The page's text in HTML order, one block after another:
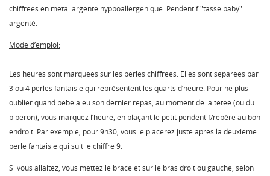
chiffrées en métal argenté hyppoallergénique. Pendentif "tasse baby"
argenté.
Mode d’emploi:
Les heures sont marquées sur les perles chiffrées. Elles sont séparées par
3 ou 4 perles fantaisie qui représentent les quarts d’heure. Pour ne plus
oublier quand bébé a eu son dernier repas, au moment de la tétée (ou du
biberon), vous marquez l’heure, en plaçant le petit pendentif/repère au bon
endroit. Par exemple, pour 9h30, vous le placerez juste après la deuxième
perle fantaisie qui suit le chiffre 9.
Si vous allaitez, vous mettez le bracelet sur le bras droit ou gauche, selon